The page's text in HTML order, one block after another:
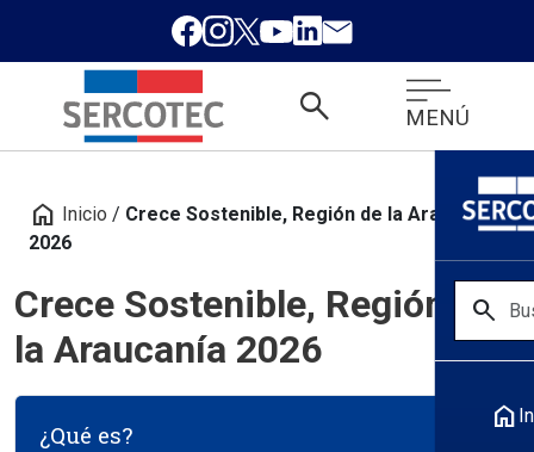
search MENÚ
search
home
home Inicio / Crece Sostenible, Región de la Araucanía
2026
Crece Sostenible, Región de
la Araucanía 2026
¿Qué es?